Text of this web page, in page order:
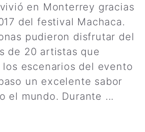
en Monterrey gracias
del festival Machaca.
pudieron disfrutar del
de 20 artistas que
escenarios del evento
un excelente sabor
el mundo. Durante ...